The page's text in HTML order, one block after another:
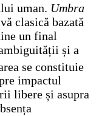
uman. Umbra
clasică bazată
un final
și a
se constituie
impactul
libere și asupra